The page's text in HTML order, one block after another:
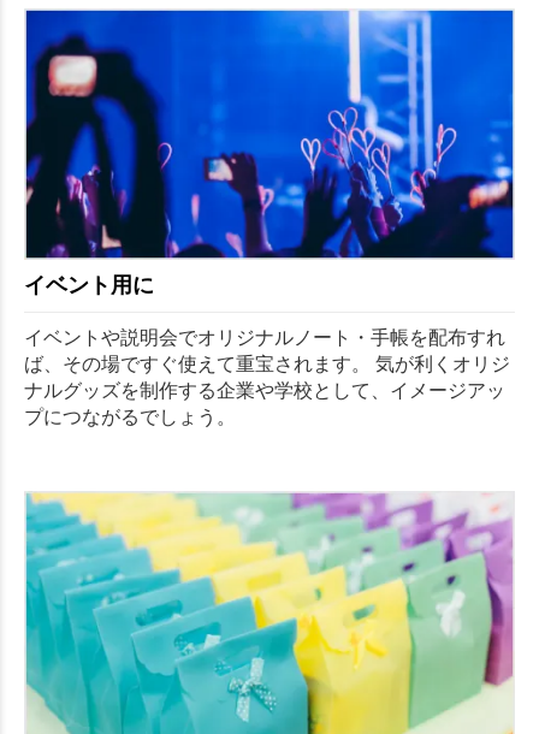
イベント用に
イベントや説明会でオリジナルノート・手帳を配布すれ
ば、その場ですぐ使えて重宝されます。 気が利くオリジ
ナルグッズを制作する企業や学校として、イメージアッ
プにつながるでしょう。